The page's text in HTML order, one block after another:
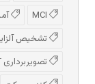
تشخیص
تصویربرداری PET